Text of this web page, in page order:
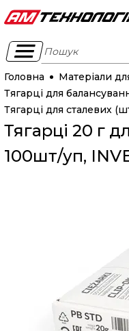
Пошук
Головна
Матеріали
Тягарці для
Тягарці для сталевих
Тягарці 20 г
100шт/уп,